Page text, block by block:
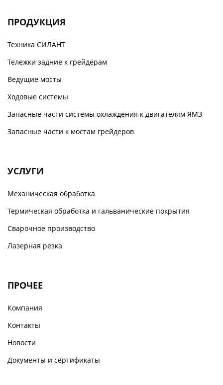
ПРОДУКЦИЯ
Техника СИЛАНТ
Тележки задние к грейдерам
Ведущие мосты
Ходовые системы
Запасные части системы охлаждения к двигателям ЯМЗ
Запасные части к мостам грейдеров
УСЛУГИ
Механическая обработка
Термическая обработка и гальванические покрытия
Сварочное производство
Лазерная резка
ПРОЧЕЕ
Компания
Контакты
Новости
Документы и сертификаты